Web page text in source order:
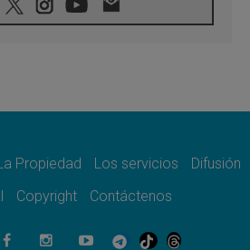
oficial del Viaje Apostólico del
en la Escuela de San Francisco
del Papa León XIV a Asís en un
Propiedad Los servicios
Difusión
Copyright Contáctenos